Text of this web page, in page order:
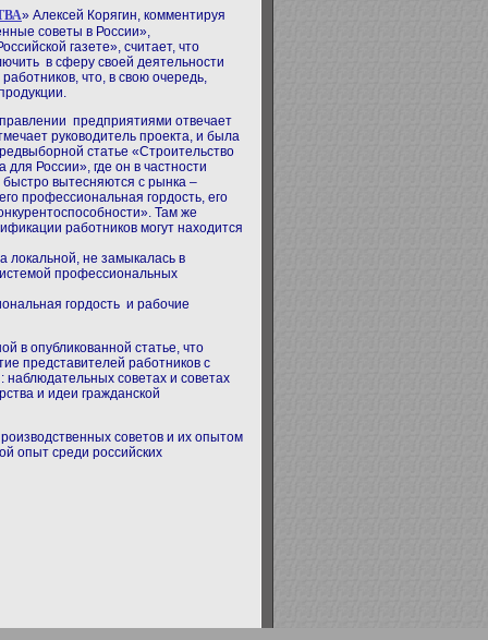
» Алексей Корягин, комментируя
советы в России»,
газете», считает, что
в сферу своей деятельности
что, в свою очередь,
предприятиями отвечает
руководитель проекта, и была
статье «Строительство
России», где он в частности
быстро вытесняются с рынка –
профессиональная гордость, его
Там же
работников могут находится
локальной, не замыкалась в
профессиональных
гордость и рабочие
в опубликованной статье, что
представителей работников с
советах и советах
и идеи гражданской
советов и их опытом
опыт среди российских